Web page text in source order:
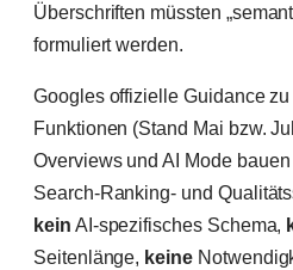
Überschriften müssten
formuliert werden.
Googles offizielle Guidance
Funktionen (Stand Mai bzw.
Overviews und AI Mode
Search-Ranking- und
kein AI-spezifisches Schema,
Seitenlänge, keine